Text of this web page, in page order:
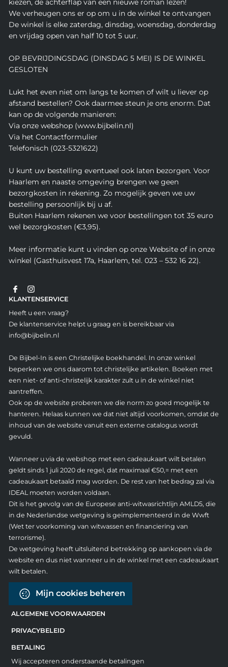
kiezen, de achterflap van een nieuwe roman lezen!
We verheugen ons er op om u in de winkel te ontvangen
De winkel is elke zaterdag, dinsdag, woensdag, donderdag
en vrijdag open van half 10 tot 5 uur.
OP BEVRIJDINGSDAG (DINSDAG 5 MEI) IS DE WINKEL
GESLOTEN
Lukt het even niet om langs te komen of wilt u liever op
afstand bestellen? Ook daarmee steun je ons enorm. Dat
kan op de volgende manieren:
Via onze webshop (www.bijbelin.nl)
Via het Contactformulier
Telefonisch (023-5321622)
U kunt uw bestelling eventueel ook laten bezorgen. Voor
Haarlem en naaste omgeving brengen we geen
bezorgkosten in rekening. Zo mogelijk geven we uw
bestelling persoonlijk bij u af.
Buiten Haarlem rekenen we voor bestellingen tot 35 euro
wel bezorgkosten (€3,95).
Meer informatie kunt u vinden op onze Website of in onze
winkel (Gasthuisvest 17a, Haarlem, tel. 023 – 532 16 22).
KLANTENSERVICE
Heeft u een vraag?
De klantenservice helpt u graag en is bereikbaar via
info@bijbelin.nl
De Bijbel-In is een Christelijke boekhandel. In onze winkel
beperken we ons daarom tot christelijke artikelen. Boeken met
een niet- of anti-christelijk karakter zult u in de winkel niet
aantreffen.
Ook op de website proberen we die norm zo goed mogelijk te
hanteren. Helaas kunnen we dat niet altijd voorkomen, omdat de
inhoud van de website vanuit een externe catalogus wordt
gevuld.
Wanneer u via de webshop met een cadeaukaart wilt betalen
geldt sinds 1 juli 2020 de regel, dat maximaal €50,= met een
cadeaukaart betaald mag worden. De rest van het bedrag zal via
IDEAL moeten worden voldaan.
Dit is het gevolg van de Europese anti-witwasrichtlijn AMLD5, die
in de Nederlandse wetgeving is geïmplementeerd in de Wwft
(Wet ter voorkoming van witwassen en financiering van
terrorisme).
De wetgeving heeft uitsluitend betrekking op aankopen via de
website en dus niet wanneer u in de winkel met een cadeaukaart
wilt betalen.
Mijn cookies beheren
ALGEMENE VOORWAARDEN
PRIVACYBELEID
BETALING
Wij accepteren onderstaande betalingen